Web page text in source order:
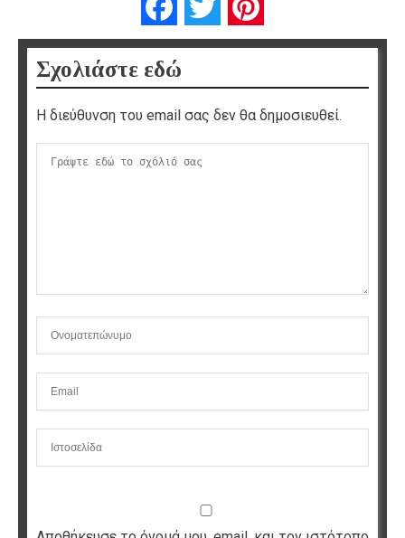
FacebookTwitter
Σχολιάστε εδώ
Η διεύθυνση του email σας δεν θα δημοσιευθεί.